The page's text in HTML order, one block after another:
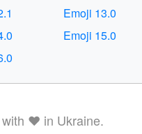
Emoji 13.0
Emoji 15.0
❤️ in Ukraine.